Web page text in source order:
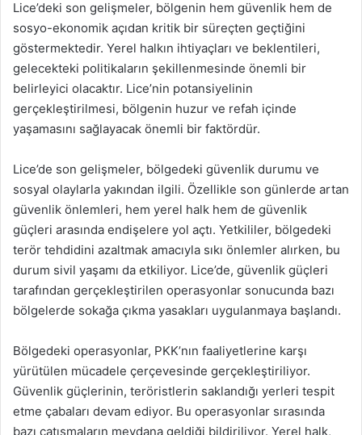
Lice’deki son gelişmeler, bölgenin hem güvenlik hem de
sosyo-ekonomik açıdan kritik bir süreçten geçtiğini
göstermektedir. Yerel halkın ihtiyaçları ve beklentileri,
gelecekteki politikaların şekillenmesinde önemli bir
belirleyici olacaktır. Lice’nin potansiyelinin
gerçekleştirilmesi, bölgenin huzur ve refah içinde
yaşamasını sağlayacak önemli bir faktördür.
Lice’de son gelişmeler, bölgedeki güvenlik durumu ve
sosyal olaylarla yakından ilgili. Özellikle son günlerde artan
güvenlik önlemleri, hem yerel halk hem de güvenlik
güçleri arasında endişelere yol açtı. Yetkililer, bölgedeki
terör tehdidini azaltmak amacıyla sıkı önlemler alırken, bu
durum sivil yaşamı da etkiliyor. Lice’de, güvenlik güçleri
tarafından gerçekleştirilen operasyonlar sonucunda bazı
bölgelerde sokağa çıkma yasakları uygulanmaya başlandı.
Bölgedeki operasyonlar, PKK’nın faaliyetlerine karşı
yürütülen mücadele çerçevesinde gerçekleştiriliyor.
Güvenlik güçlerinin, teröristlerin saklandığı yerleri tespit
etme çabaları devam ediyor. Bu operasyonlar sırasında
bazı çatışmaların meydana geldiği bildiriliyor. Yerel halk,